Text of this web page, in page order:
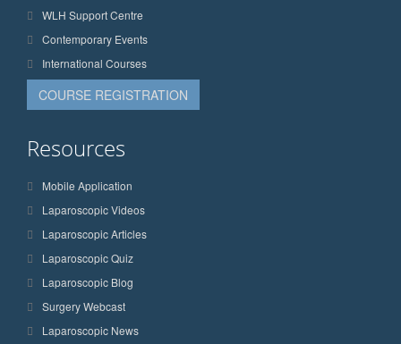
WLH Support Centre
Contemporary Events
International Courses
COURSE REGISTRATION
Resources
Mobile Application
Laparoscopic Videos
Laparoscopic Articles
Laparoscopic Quiz
Laparoscopic Blog
Surgery Webcast
Laparoscopic News